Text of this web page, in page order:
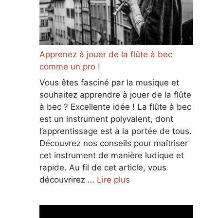
Apprenez à jouer de la flûte à bec
comme un pro !
Vous êtes fasciné par la musique et
souhaitez apprendre à jouer de la flûte
à bec ? Excellente idée ! La flûte à bec
est un instrument polyvalent, dont
l’apprentissage est à la portée de tous.
Découvrez nos conseils pour maîtriser
cet instrument de manière ludique et
rapide. Au fil de cet article, vous
découvrirez … Lire plus